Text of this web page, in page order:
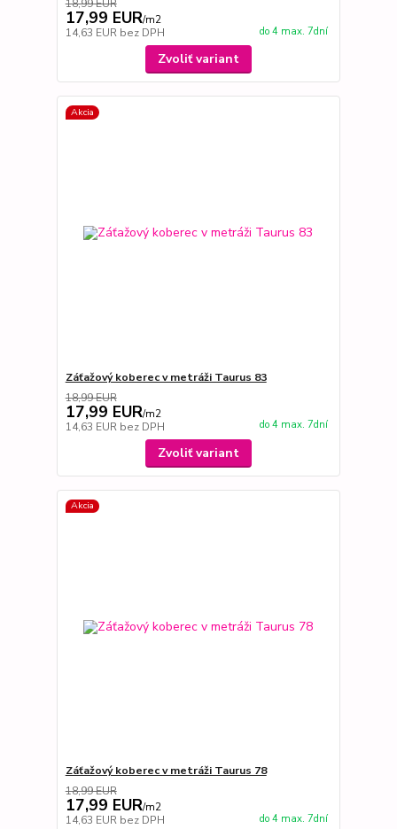
18,99 EUR
17,99 EUR/m2
14,63 EUR bez DPH do 4 max. 7dní
Zvoliť variant
Akcia
Záťažový koberec v metráži Taurus 83
18,99 EUR
17,99 EUR/m2
14,63 EUR bez DPH do 4 max. 7dní
Zvoliť variant
Akcia
Záťažový koberec v metráži Taurus 78
18,99 EUR
17,99 EUR/m2
14,63 EUR bez DPH do 4 max. 7dní